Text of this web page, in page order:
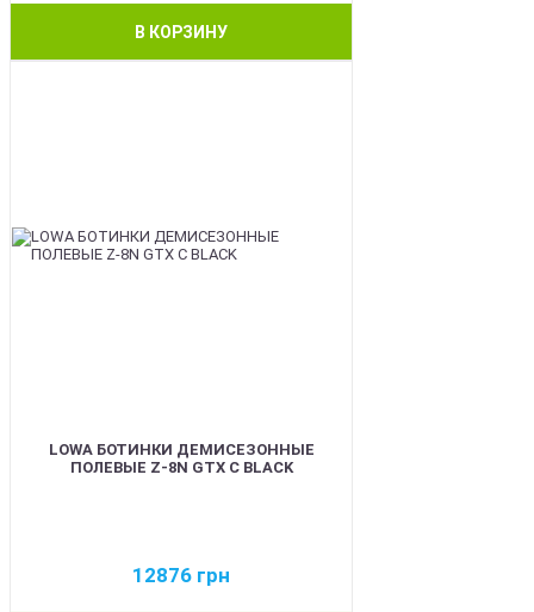
В КОРЗИНУ
LOWA БОТИНКИ ДЕМИСЕЗОННЫЕ
ПОЛЕВЫЕ Z-8N GTX C BLACK
12876 грн